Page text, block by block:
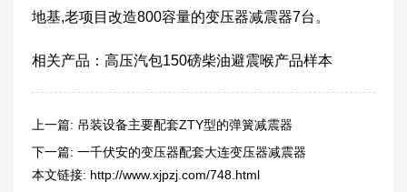
地基,老项目改造800容量的变压器减震器7台。
相关产品：高压汽包150磅柴油避震喉产品样本
上一篇: 吊装设备主要配套ZTY型的弹簧减震器
下一篇: 一千伏安的变压器配套大连变压器减震器
本文链接: http://www.xjpzj.com/748.html